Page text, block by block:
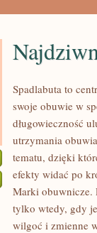
NAJDZIWNIEJSZE
BUTY
ŚWIATA
Spadlabuta to
swoje obuwie w
długowieczność
utrzymania
tematu, dzięki
efekty widać po
Marki obuwnicze.
tylko wtedy, gdy
wilgoć i zmienne